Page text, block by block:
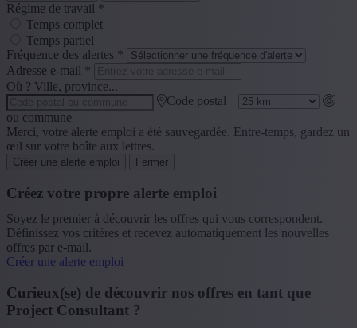
Régime de travail *
Temps complet
Temps partiel
Fréquence des alertes *
Adresse e-mail *
Où ? Ville, province...
Code postal
ou commune
Merci, votre alerte emploi a été sauvegardée. Entre-temps, gardez un
œil sur votre boîte aux lettres.
Créer une alerte emploi Fermer
Créez votre propre alerte emploi
Soyez le premier à découvrir les offres qui vous correspondent.
Définissez vos critères et recevez automatiquement les nouvelles
offres par e-mail.
Créer une alerte emploi
Curieux(se) de découvrir nos offres en tant que
Project Consultant ?